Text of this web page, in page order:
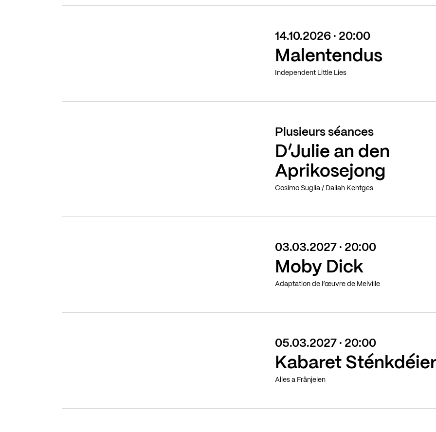
14.10.2026 · 20:00
Malentendus
Independent Little Lies
Plusieurs séances
D’Julie an den
Aprikosejong
Cosimo Suglia / Daliah Kentges
03.03.2027 · 20:00
Moby Dick
Adaptation de l’œuvre de Melville
05.03.2027 · 20:00
Kabaret
Alles a Fränjelen